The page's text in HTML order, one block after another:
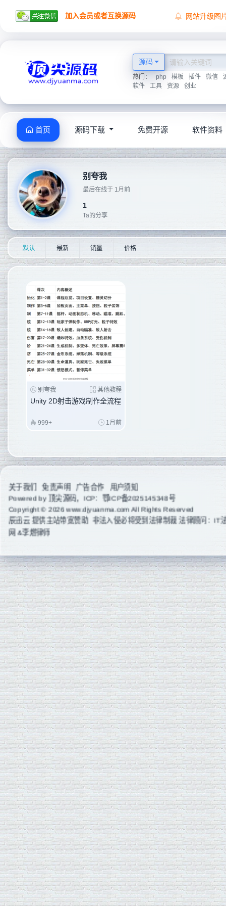
加入会员或者互换源码
网站升级图
源码
热门： php 模板 插件 微信
软件
工具 资源 创业
首页 源码下载 免费开源 软件资料
别夸我
最后在线于 1月前
1
Ta的分享
默认 最新 销量 价格
别夸我 其他教程
Unity 2D射击游戏制作全流程
999+ 1月前
关于我们 免责声明 广告合作
用户须知
Powered by
顶尖源码，ICP： 鄂ICP备2025145348号
Copyright © 2026 www.djyuanma.com All Rights Reserved
辰迅云提供主站带宽赞助 非法入侵必将受到法律制裁 法律顾问：IT
网 &李燃律师